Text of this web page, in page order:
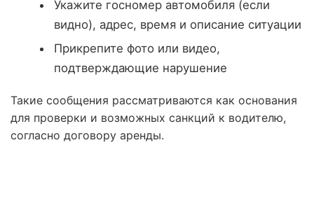
Укажите госномер автомобиля (если
видно), адрес, время и описание ситуации
Прикрепите фото или видео,
подтверждающие нарушение
Такие сообщения рассматриваются как основания
для проверки и возможных санкций к водителю,
согласно договору аренды.